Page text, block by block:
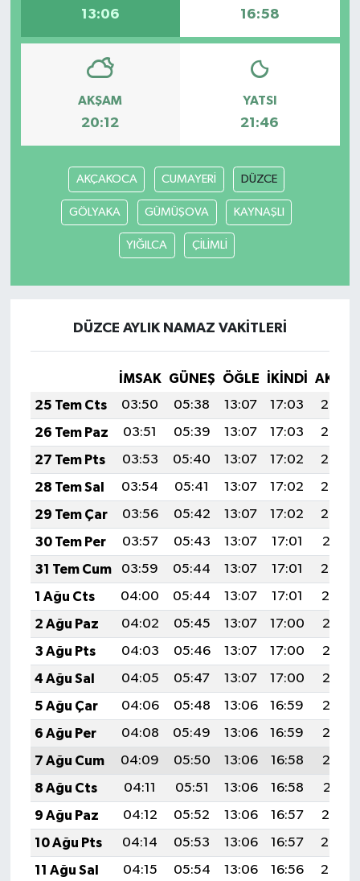
13:06 16:58
AKŞAM
20:12
YATSI
21:46
AKÇAKOCA CUMAYERİ DÜZCE
GÖLYAKA GÜMÜŞOVA KAYNAŞLI
YIĞILCA ÇİLİMLİ
DÜZCE AYLIK NAMAZ VAKITLERI
İMSAK GÜNEŞ ÖĞLE İKINDI
25 Tem Cts
03:50 05:38 13:07 17:03
20:26
26 Tem Paz
03:51 05:39 13:07 17:03
20:25
27 Tem Pts
03:53 05:40 13:07 17:02
20:24
28 Tem Sal
03:54 05:41 13:07 17:02
20:23
29 Tem Çar
03:56 05:42 13:07 17:02
20:22
30 Tem Per
03:57 05:43 13:07 17:01
20:21
31 Tem Cum
03:59 05:44 13:07 17:01
20:20
1 Ağu Cts
04:00 05:44 13:07 17:01
20:19
2 Ağu Paz
04:02 05:45 13:07 17:00
20:18
3 Ağu Pts
04:03 05:46 13:07 17:00
20:17
4 Ağu Sal
04:05 05:47 13:07 17:00
20:16
5 Ağu Çar
04:06 05:48 13:06 16:59
20:15
6 Ağu Per
04:08 05:49 13:06 16:59
20:13
7 Ağu Cum
04:09 05:50 13:06 16:58
20:12
8 Ağu Cts
04:11 05:51 13:06 16:58
20:11
9 Ağu Paz
04:12 05:52 13:06 16:57
20:10
10 Ağu Pts
04:14 05:53 13:06 16:57
20:08
11 Ağu Sal
04:15 05:54 13:06 16:56
20:07